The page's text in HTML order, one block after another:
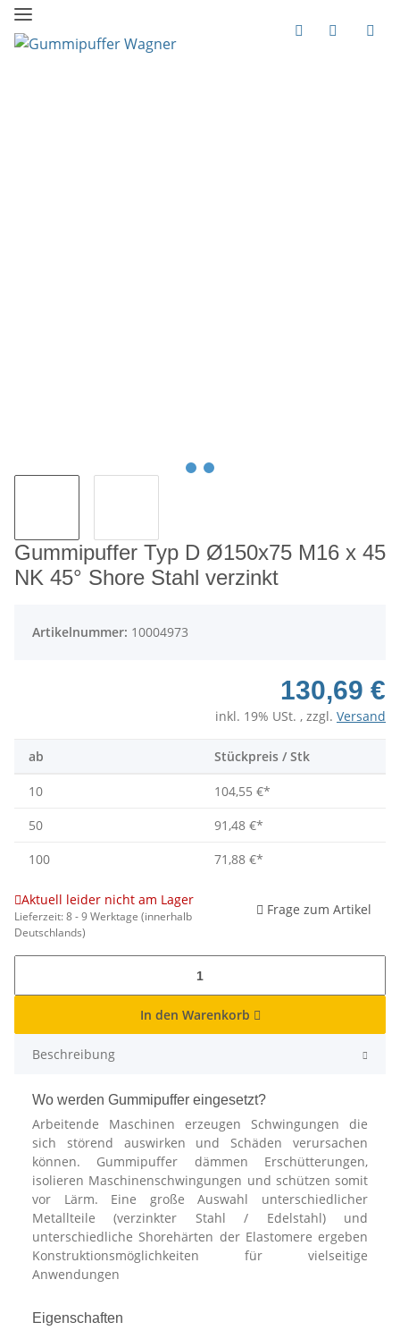
Gummipuffer Typ D Ø150x75 M16 x 45
NK 45° Shore Stahl verzinkt
Artikelnummer: 10004973
130,69 €
inkl. 19% USt. , zzgl. Versand
ab Stückpreis / Stk
10 104,55 €*
50
91,48 €*
100
71,88 €*
Aktuell leider nicht am Lager
Lieferzeit:8 - 9 Werktage (innerhalb
Deutschlands)
Frage zum Artikel
In den Warenkorb
Beschreibung
Wo werden Gummipuffer eingesetzt?
Arbeitende Maschinen erzeugen Schwingungen die
sich störend auswirken und Schäden verursachen
können. Gummipuffer dämmen Erschütterungen,
isolieren Maschinenschwingungen und schützen somit
vor Lärm. Eine große Auswahl unterschiedlicher
Metallteile (verzinkter Stahl / Edelstahl) und
unterschiedliche Shorehärten der Elastomere ergeben
Konstruktionsmöglichkeiten für vielseitige
Anwendungen
Eigenschaften